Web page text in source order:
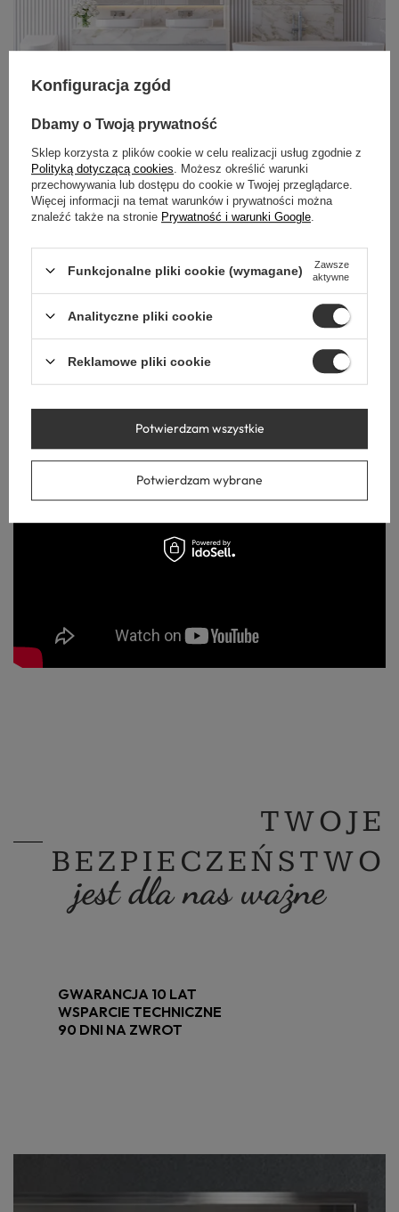
POZNAJ SYSTEM
WALL-BOX
BALNEO
Odkryj system Wall-Box, który łączy porządek, nowoczesne
technologie i wyjątkową jakość wykonania. Dzięki
modułowej budowie, odporności na wilgoć i dopasowanej
kolorystyce, Wall-Box nie tylko porządkuje przestrzeń
prysznica, ale także podnosi estetykę całej łazienki.
Zabuduj, wyrównaj, zapomnij o chaosie.
TWOJE
BEZPIECZEŃSTWO
jest dla nas ważne
GWARANCJA 10 LAT
WSPARCIE TECHNICZNE
90 DNI NA ZWROT
Konfiguracja zgód
Dbamy o Twoją prywatność
Sklep korzysta z plików cookie w celu realizacji usług zgodnie z
Polityką dotyczącą cookies . Możesz określić warunki
przechowywania lub dostępu do cookie w Twojej przeglądarce.
Więcej informacji na temat warunków i prywatności można
znaleźć także na stronie Prywatność i warunki Google
Funkcjonalne pliki cookie (wymagane)
Zawsze
aktywne
Analityczne pliki cookie
Reklamowe pliki cookie
Potwierdzam wybrane
Potwierdzam wszystkie